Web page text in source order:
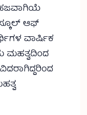
ಸ್ಕೂಲ್ ಆಫ್
ವಾರ್ಷಿಕ
ಮಹತ್ವದಿಂದ